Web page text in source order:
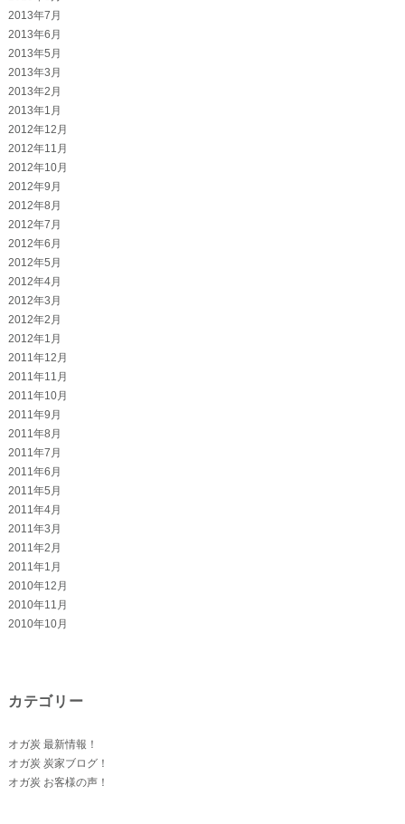
2013年7月
2013年6月
2013年5月
2013年3月
2013年2月
2013年1月
2012年12月
2012年11月
2012年10月
2012年9月
2012年8月
2012年7月
2012年6月
2012年5月
2012年4月
2012年3月
2012年2月
2012年1月
2011年12月
2011年11月
2011年10月
2011年9月
2011年8月
2011年7月
2011年6月
2011年5月
2011年4月
2011年3月
2011年2月
2011年1月
2010年12月
2010年11月
2010年10月
カテゴリー
オガ炭 最新情報！
オガ炭 炭家ブログ！
オガ炭 お客様の声！